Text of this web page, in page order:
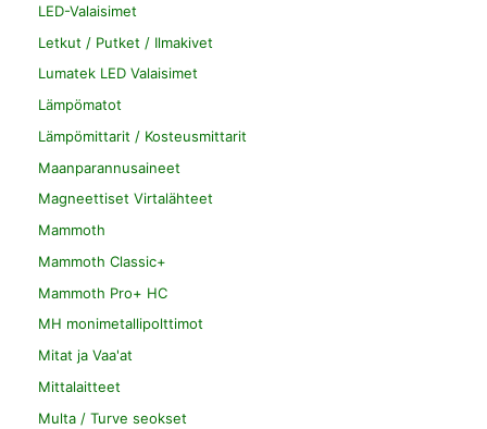
LED-Valaisimet
Letkut / Putket / Ilmakivet
Lumatek LED Valaisimet
Lämpömatot
Lämpömittarit / Kosteusmittarit
Maanparannusaineet
Magneettiset Virtalähteet
Mammoth
Mammoth Classic+
Mammoth Pro+ HC
MH monimetallipolttimot
Mitat ja Vaa'at
Mittalaitteet
Multa / Turve seokset